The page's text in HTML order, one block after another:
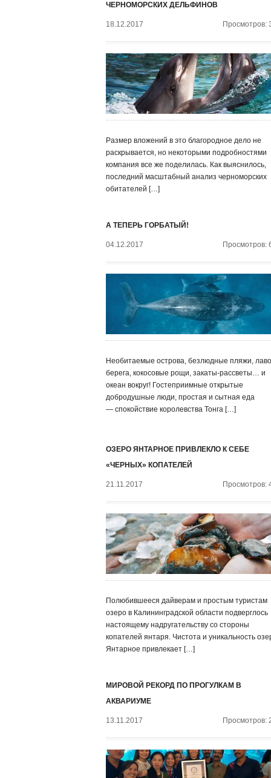
ЧЕРНОМОРСКИХ ДЕЛЬФИНОВ
18.12.2017 Просмотров:
Размер вложений в это благородное дело не
раскрывается, но некоторыми подробностями
компания все же поделилась. Как выяснилось,
последний масштабный анализ черноморских
обитателей […]
А ТЕПЕРЬ ГОРБАТЫЙ!
04.12.2017 Просмотров:
Необитаемые острова, безлюдные пляжи,
берега, кокосовые рощи, закаты-рассветы… и
океан вокруг! Гостеприимные открытые
добродушные люди, простая и сытная еда
— спокойствие королевства Тонга […]
ОЗЕРО ЯНТАРНОЕ ПРИВЛЕКЛО К СЕБЕ
«ЧЕРНЫХ» КОПАТЕЛЕЙ
21.11.2017 Просмотров:
Полюбившееся дайверам и простым туристам
озеро в Калининградской области подверглось
настоящему надругательству со стороны
копателей янтаря. Чистота и уникальность
Янтарное привлекает […]
МИРОВОЙ РЕКОРД ПО ПРОГУЛКАМ В
АКВАРИУМЕ
13.11.2017 Просмотров: